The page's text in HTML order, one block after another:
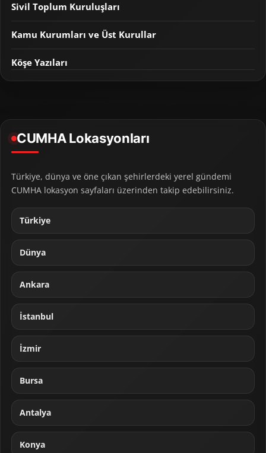
Sivil Toplum Kuruluşları
Kamu Kurumları ve Üst Kurullar
Köşe Yazıları
CUMHA Lokasyonları
Türkiye, dünya ve öne çıkan şehirlerdeki yerel gündemi
CUMHA lokasyon sayfaları üzerinden takip edebilirsiniz.
Türkiye
Dünya
Ankara
İstanbul
İzmir
Bursa
Antalya
Konya